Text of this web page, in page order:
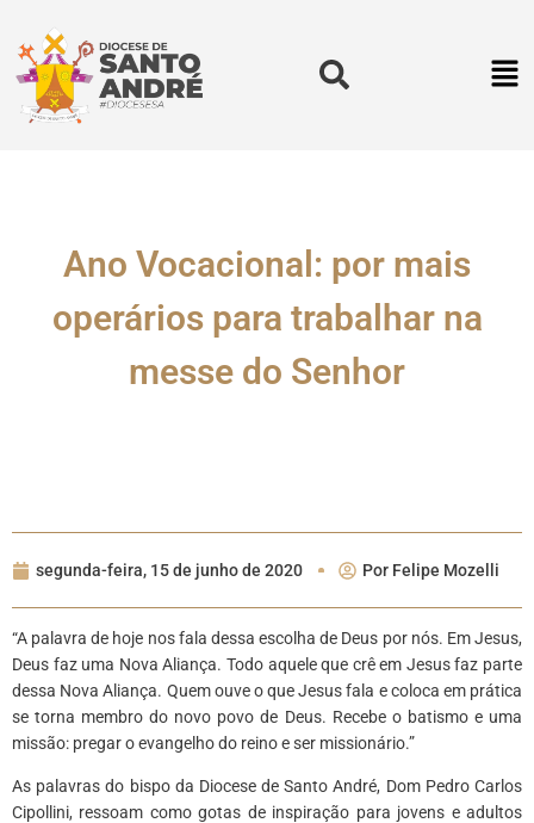
Ano Vocacional: por mais
operários para trabalhar na
messe do Senhor
segunda-feira, 15 de junho de 2020 Por Felipe Mozelli
“A palavra de hoje nos fala dessa escolha de Deus por nós. Em Jesus,
Deus faz uma Nova Aliança. Todo aquele que crê em Jesus faz parte
dessa Nova Aliança. Quem ouve o que Jesus fala e coloca em prática
se torna membro do novo povo de Deus. Recebe o batismo e uma
missão: pregar o evangelho do reino e ser missionário.”
As palavras do bispo da Diocese de Santo André, Dom Pedro Carlos
Cipollini, ressoam como gotas de inspiração para jovens e adultos